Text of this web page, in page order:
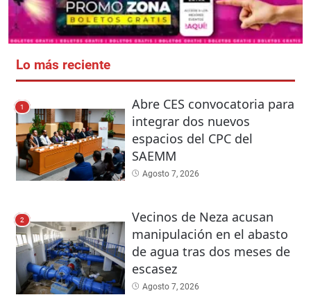
Lo más reciente
1
Abre CES convocatoria para
integrar dos nuevos
espacios del CPC del
SAEMM
Agosto 7, 2026
2
Vecinos de Neza acusan
manipulación en el abasto
de agua tras dos meses de
escasez
Agosto 7, 2026